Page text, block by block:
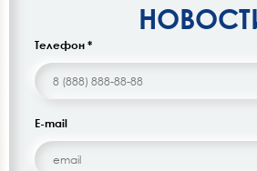
Телефон *
E-mail